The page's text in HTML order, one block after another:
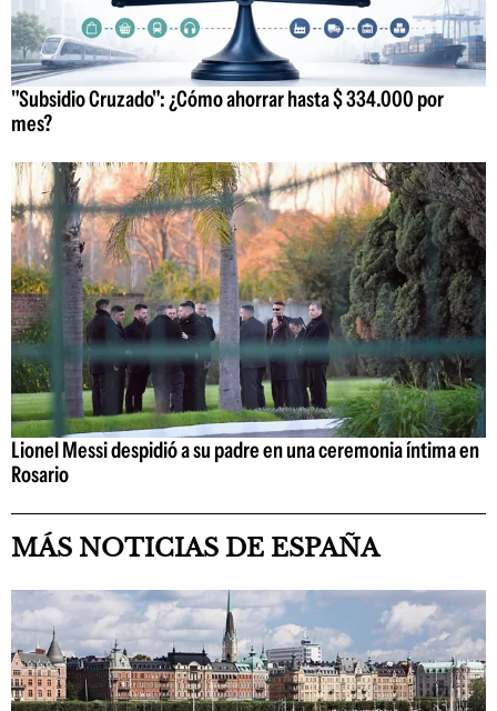
"Subsidio Cruzado": ¿Cómo ahorrar hasta $ 334.000 por
mes?
Lionel Messi despidió a su padre en una ceremonia íntima en
Rosario
MÁS NOTICIAS DE ESPAÑA